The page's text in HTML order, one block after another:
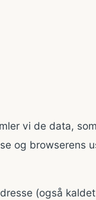
vi de data,
og browserens
(også